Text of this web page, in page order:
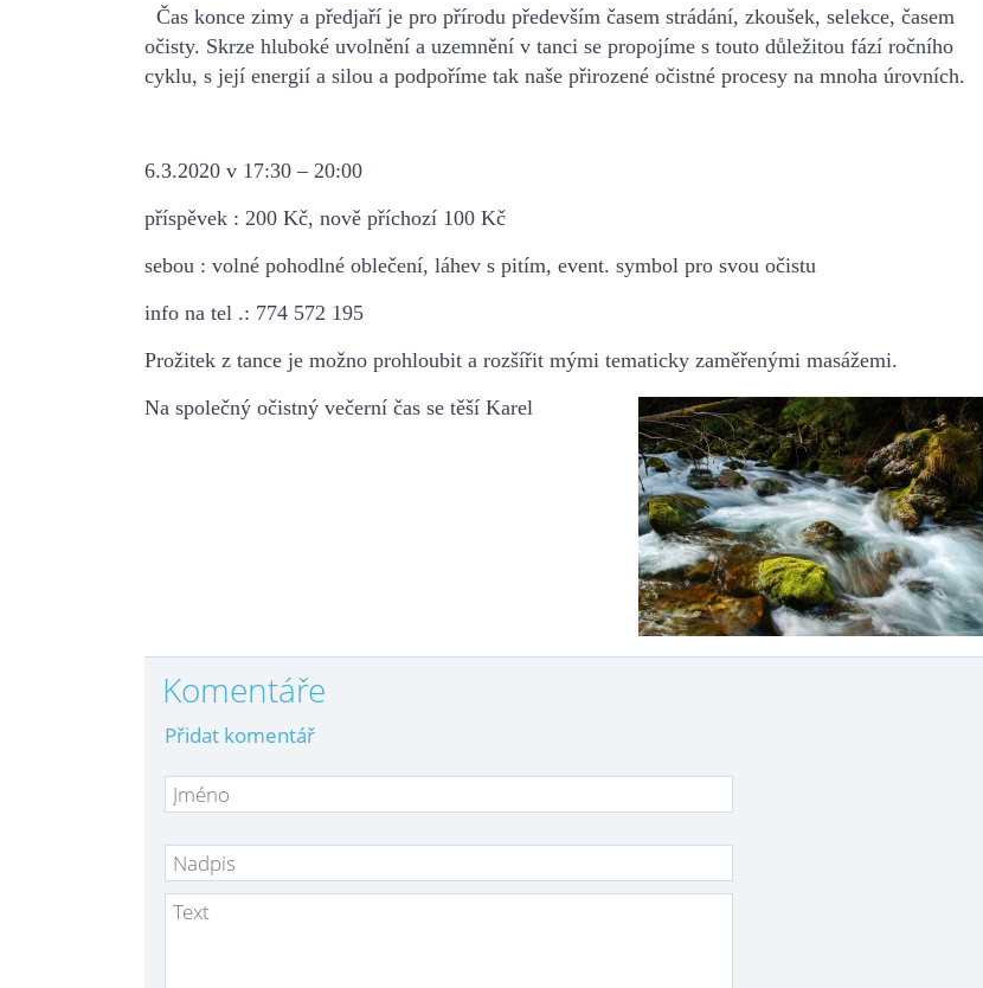
Čas konce zimy a předjaří je pro přírodu především časem strádání, zkoušek, selekce, časem
očisty. Skrze hluboké uvolnění a uzemnění v tanci se propojíme s touto důležitou fází ročního
cyklu, s její energií a silou a podpoříme tak naše přirozené očistné procesy na mnoha úrovních.
6.3.2020 v 17:30 – 20:00
příspěvek : 200 Kč, nově příchozí 100 Kč
sebou : volné pohodlné oblečení, láhev s pitím, event. symbol pro svou očistu
info na tel .: 774 572 195
Prožitek z tance je možno prohloubit a rozšířit mými tematicky zaměřenými masážemi.
Na společný očistný večerní čas se těší Karel
Komentáře
Přidat komentář